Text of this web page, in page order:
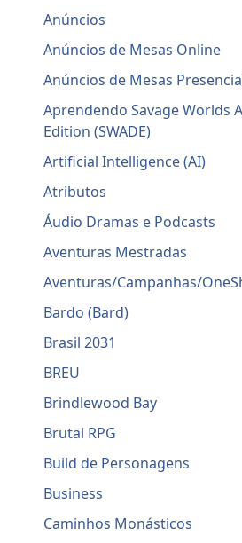
Anúncios
Anúncios de Mesas Online
Anúncios de Mesas
Aprendendo Savage Worlds
Edition (SWADE)
Artificial Intelligence (AI)
Atributos
Áudio Dramas e Podcasts
Aventuras Mestradas
Aventuras/Campanhas/
Bardo (Bard)
Brasil 2031
BREU
Brindlewood Bay
Brutal RPG
Build de Personagens
Business
Caminhos Monásticos